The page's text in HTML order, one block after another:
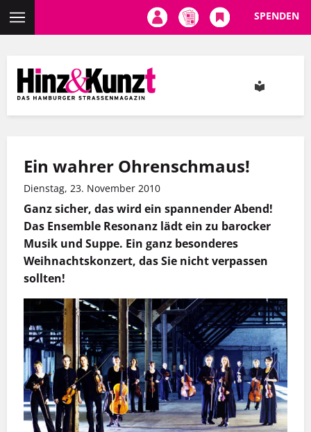
Inhalt
SPENDEN
Ein wahrer Ohrenschmaus!
Dienstag, 23. November 2010
Ganz sicher, das wird ein spannender Abend!
Das Ensemble Resonanz lädt ein zu barocker
Musik und Suppe. Ein ganz besonderes
Weihnachtskonzert, das Sie nicht verpassen
sollten!